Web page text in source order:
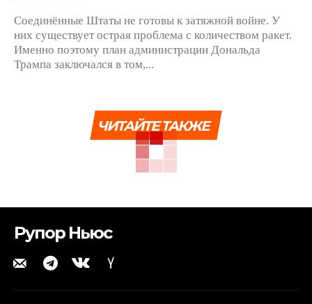
Соединённые Штаты не готовы к затяжной войне. У
них существует острая проблема с количеством ракет.
Именно поэтому план администрации Дональда
Трампа заключался в том,...
ЧИТАЙТЕ ТАКЖЕ
Рупор Ньюс